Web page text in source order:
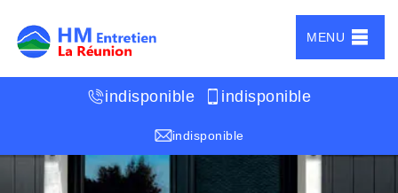
MENU
indisponible indisponible
indisponible